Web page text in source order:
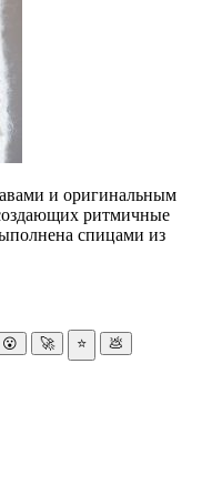
и оригинальным
ритмичные
спицами из
😮 🚀 ⭐ 💩